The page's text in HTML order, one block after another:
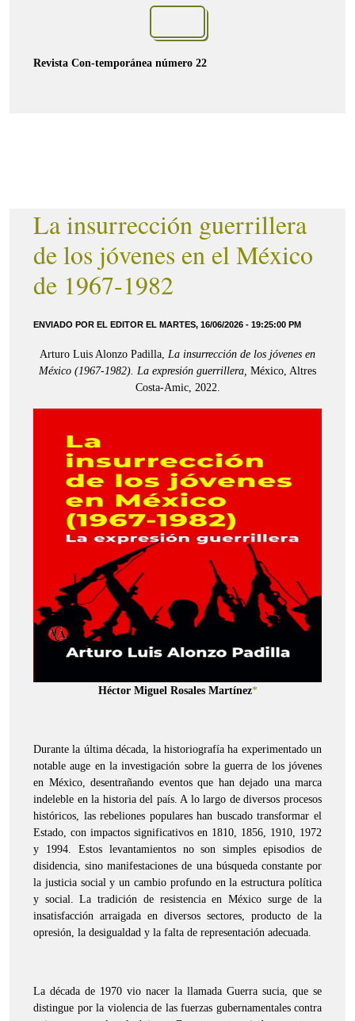
Revista Con-temporánea número 22
La insurrección guerrillera
de los jóvenes en el México
de 1967-1982
ENVIADO POR EL EDITOR EL MARTES, 16/06/2026 - 19:25:00 PM
Arturo Luis Alonzo Padilla, La insurrección de los jóvenes en
México (1967-1982). La expresión guerrillera, México, Altres
Costa-Amic, 2022.
Héctor Miguel Rosales Martínez*
Durante la última década, la historiografía ha experimentado un
notable auge en la investigación sobre la guerra de los jóvenes
en México, desentrañando eventos que han dejado una marca
indeleble en la historia del país. A lo largo de diversos procesos
históricos, las rebeliones populares han buscado transformar el
Estado, con impactos significativos en 1810, 1856, 1910, 1972
y 1994. Estos levantamientos no son simples episodios de
disidencia, sino manifestaciones de una búsqueda constante por
la justicia social y un cambio profundo en la estructura política
y social. La tradición de resistencia en México surge de la
insatisfacción arraigada en diversos sectores, producto de la
opresión, la desigualdad y la falta de representación adecuada.
La década de 1970 vio nacer la llamada Guerra sucia, que se
distingue por la violencia de las fuerzas gubernamentales contra